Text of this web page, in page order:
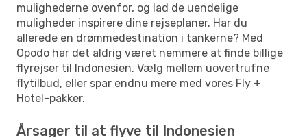
mulighederne ovenfor, og lad de uendelige
muligheder inspirere dine rejseplaner. Har du
allerede en drømmedestination i tankerne? Med
Opodo har det aldrig været nemmere at finde billige
flyrejser til Indonesien. Vælg mellem uovertrufne
flytilbud, eller spar endnu mere med vores Fly +
Hotel-pakker.
Årsager til at flyve til Indonesien